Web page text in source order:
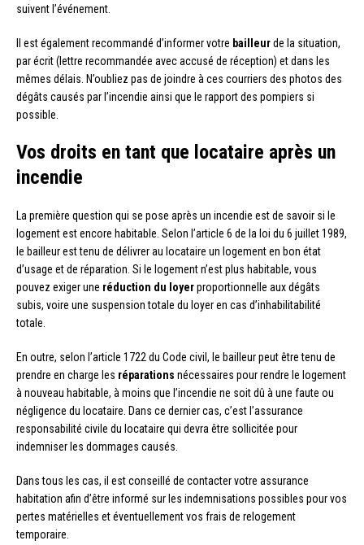
suivent l’événement.
Il est également recommandé d’informer votre bailleurde la situation,
par écrit (lettre recommandée avec accusé de réception) et dans les
mêmes délais. N’oubliez pas de joindre à ces courriers des photos des
dégâts causés par l’incendie ainsi que le rapport des pompiers si
possible.
Vos droits en tant que locataire après un
incendie
La première question qui se pose après un incendie est de savoir si le
logement est encore habitable. Selon l’article 6 de la loi du 6 juillet 1989,
le bailleur est tenu de délivrer au locataire un logement en bon état
d’usage et de réparation. Si le logement n’est plus habitable, vous
pouvez exiger une réduction du loyerproportionnelle aux dégâts
subis, voire une suspension totale du loyer en cas d’inhabilitabilité
totale.
En outre, selon l’article 1722 du Code civil, le bailleur peut être tenu de
prendre en charge les réparations nécessaires pour rendre le logement
à nouveau habitable, à moins que l’incendie ne soit dû à une faute ou
négligence du locataire. Dans ce dernier cas, c’est l’assurance
responsabilité civile du locataire qui devra être sollicitée pour
indemniser les dommages causés.
Dans tous les cas, il est conseillé de contacter votre assurance
habitation afin d’être informé sur les indemnisations possibles pour vos
pertes matérielles et éventuellement vos frais de relogement
temporaire.